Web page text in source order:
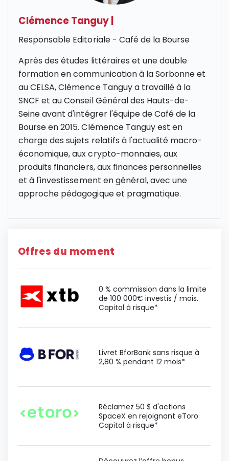
Clémence Tanguy
Responsable Editoriale - Café de la Bourse
Après des études littéraires et une double
formation en communication à la Sorbonne et
au CELSA, Clémence Tanguy a travaillé à la
SNCF et au Conseil Général des Hauts-de-
Seine avant d'intégrer l'équipe de Café de la
Bourse en 2015. Clémence Tanguy est en
charge des sujets relatifs à l'actualité macro-
économique, aux crypto-monnaies, aux
produits financiers, aux finances personnelles
et à l'investissement en général, avec une
approche pédagogique et pragmatique.
Offres du moment
0 % commission dans la limite
de 100 000€ investis / mois.
Capital à risque*
Livret BforBank sans risque à
2,80 % pendant 12 mois*
Réclamez 50 $ d'actions
SpaceX en rejoignant eToro.
Capital à risque*